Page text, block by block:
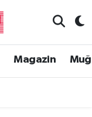
Magazin